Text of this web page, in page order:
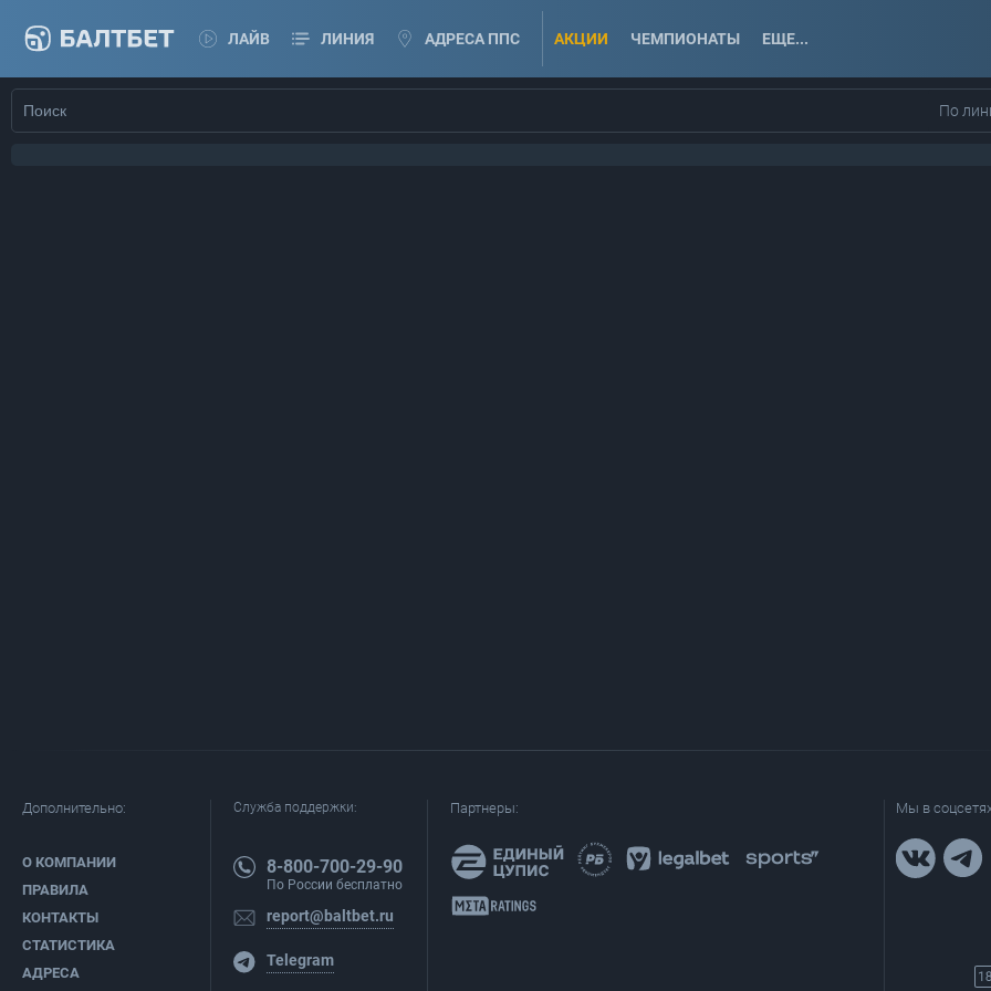
ЛАЙВ ЛИНИЯ АДРЕСА ППС АКЦИИ ЧЕМПИОНАТЫ ЕЩЕ...
По
Дополнительно:
О КОМПАНИИ
ПРАВИЛА
КОНТАКТЫ
СТАТИСТИКА
АДРЕСА
Служба поддержки:
8-800-700-29-90
По России бесплатно
report@baltbet.ru
Telegram
Партнеры: Мы в